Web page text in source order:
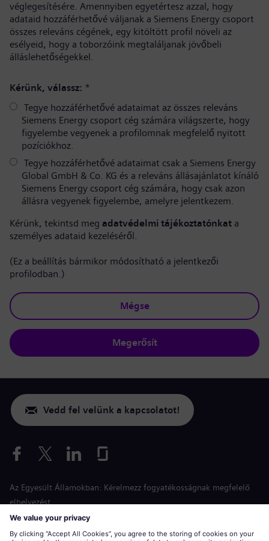
véglegesítésére. Amennyiben egyetértesz azzal, hogy
adataid hozzáférhetővé váljanak a Siemens Energy csoport
összes releváns cégének, egy kitöltött profil növeli az
esélyeid, hogy a toborzóink megtaláljanak jövőbeli
álláslehetőségekkel.
Kérünk, válassz: *
Tegye hozzáférhetővé adataimat az összes releváns
Siemens Energy csoport cég számára világszerte, hogy
figyelembe vegyenek a profilomnak megfelelő nyitott
pozíciókhoz.
Tegye hozzáférhetővé adataimat csak a Siemens Energy
Global GmbH & Co. KG és a releváns állásajánlatot kínáló
Siemens Energy csoport cég számára, hogy csak azon
állásra vegyenek figyelembe, amelyre jelentkezem.
Kérünk, tekintsd meg adatvédelmi tájékoztatónkat a
személyes adataid kezeléséről.
(Ez a beállítás bármikor módosítható a jelentkezői
profilodban.)
Mégse
Megerősít
Vedd fel velünk a kapcsolatot!
Az Egyesült Államokban: Kérelmezz fogyatékosságnak megfelelő
elhelyezést
Esélyegyenlőség a jelentkezés során
siemens-energy.comGlobális weboldal